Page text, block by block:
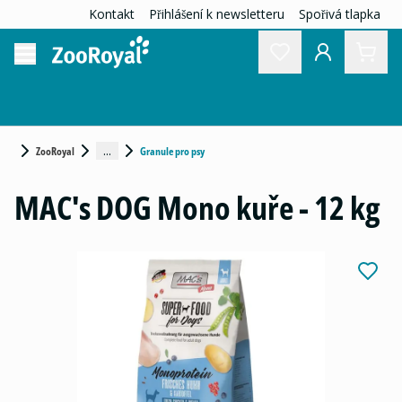
Kontakt Přihlášení k newsletteru Spořivá tlapka
ZooRoyal ... Granule pro psy
MAC's DOG Mono kuře - 12 kg